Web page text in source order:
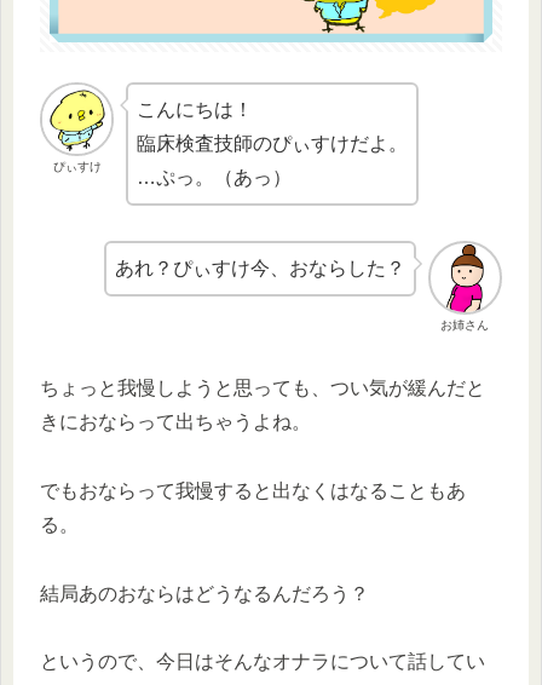
ぴぃすけ
こんにちは！
臨床検査技師のぴぃすけだよ。
…ぷっ。（あっ）
お姉さん
あれ？ぴぃすけ今、おならした？
ちょっと我慢しようと思っても、つい気が緩んだと
きにおならって出ちゃうよね。
でもおならって我慢すると出なくはなることもあ
る。
結局あのおならはどうなるんだろう？
というので、今日はそんなオナラについて話してい